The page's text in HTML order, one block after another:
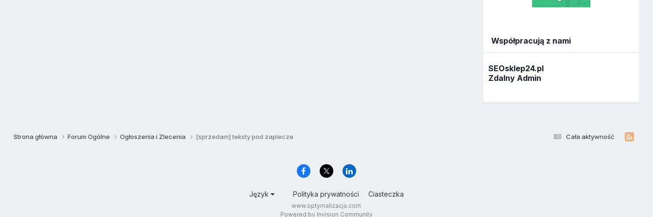
Współpracują z nami
SEOsklep24.pl
Zdalny Admin
Cała aktywność
Strona główna Forum Ogólne Ogłoszenia i Zlecenia [sprzedam] teksty pod zaplecze
Język Polityka prywatności Ciasteczka
www.optymalizacja.com
Powered by Invision Community